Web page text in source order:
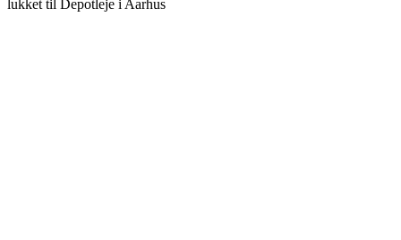
lukket til Depotleje i Aarhus